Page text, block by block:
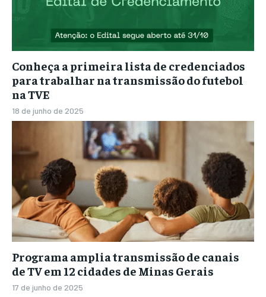
Conheça a primeira lista de credenciados
para trabalhar na transmissão do futebol
na TVE
18 de junho de 2025
Programa amplia transmissão de canais
de TV em 12 cidades de Minas Gerais
17 de junho de 2025